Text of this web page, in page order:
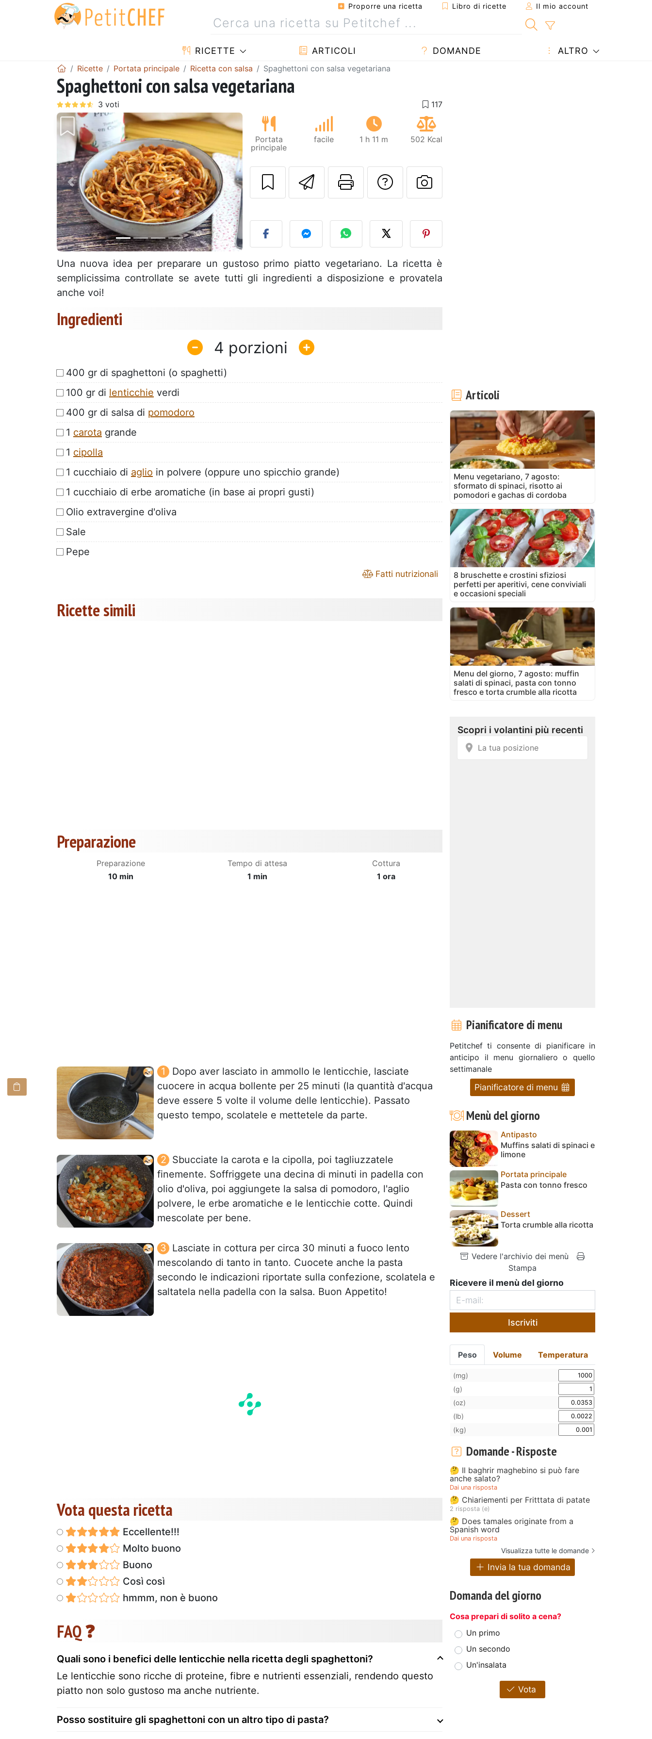
Proporre una ricetta Libro di ricette Il mio account
RICETTE ARTICOLI DOMANDE ALTRO
Ricette Portata principale Ricetta con salsa Spaghettoni con salsa vegetariana
Spaghettoni con salsa vegetariana
Precedente Prossimo
Portata
principale
facile 1 h 11 m 502 Kcal
Invia questa ricetta ad un amico
Stampa la ricetta
Contatta l'autore della Ricetta
Pubblica la foto di questa
Una nuova idea per preparare un gustoso primo piatto vegetariano. La ricetta è
semplicissima controllate se avete tutti gli ingredienti a disposizione e provatela
anche voi!
Ingredienti
4
400 gr di spaghettoni (o spaghetti)
100 gr di lenticchie verdi
400 gr di salsa di pomodoro
1 carota grande
1 cipolla
1 cucchiaio di aglio in polvere (oppure uno spicchio grande)
1 cucchiaio di erbe aromatiche (in base ai propri gusti)
Olio extravergine d'oliva
Sale
Pepe
Fatti nutrizionali
Ricette simili
Preparazione
Preparazione
10 min
Tempo di attesa
1 min
Cottura
1 ora
Dopo aver lasciato in ammollo le lenticchie, lasciate
cuocere in acqua bollente per 25 minuti (la quantità d'acqua
deve essere 5 volte il volume delle lenticchie). Passato
questo tempo, scolatele e mettetele da parte.
Sbucciate la carota e la cipolla, poi tagliuzzatele
finemente. Soffriggete una decina di minuti in padella con
olio d'oliva, poi aggiungete la salsa di pomodoro, l'aglio
polvere, le erbe aromatiche e le lenticchie cotte. Quindi
mescolate per bene.
Lasciate in cottura per circa 30 minuti a fuoco lento
mescolando di tanto in tanto. Cuocete anche la pasta
secondo le indicazioni riportate sulla confezione, scolatela e
saltatela nella padella con la salsa. Buon Appetito!
Vota questa ricetta
Eccellente!!!
Molto buono
Buono
Così così
hmmm, non è buono
FAQ ❓
Quali sono i benefici delle lenticchie nella ricetta degli spaghettoni?
Le lenticchie sono ricche di proteine, fibre e nutrienti essenziali, rendendo questo
piatto non solo gustoso ma anche nutriente.
Posso sostituire gli spaghettoni con un altro tipo di pasta?
Articoli
Menu vegetariano, 7 agosto:
sformato di spinaci, risotto ai
pomodori e gachas di cordoba
8 bruschette e crostini sfiziosi
perfetti per aperitivi, cene conviviali
e occasioni speciali
Menu del giorno, 7 agosto: muffin
salati di spinaci, pasta con tonno
fresco e torta crumble alla ricotta
Pianificatore di menu
Petitchef ti consente di pianificare in
anticipo il menu giornaliero o quello
settimanale
Pianificatore di menu
Menù del giorno
Antipasto
Muffins salati di spinaci e
limone
Portata principale
Pasta con tonno fresco
Dessert
Torta crumble alla ricotta
Vedere l'archivio dei menù
Stampa
Ricevere il menù del giorno
Iscriviti
Peso Volume Temperatura
(mg)
(g)
(oz)
(lb)
(kg)
Domande - Risposte
🤔 Il baghrir maghebino si può fare
anche salato?
Dai una risposta
🤔 Chiariementi per Fritttata di patate
2 risposta (e)
🤔 Does tamales originate from a
Spanish word
Dai una risposta
Visualizza tutte le domande
Invia la tua domanda
Domanda del giorno
Cosa prepari di solito a cena?
Un primo
Un secondo
Un'insalata
Vota